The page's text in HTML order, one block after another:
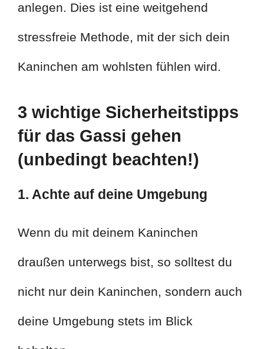
anlegen. Dies ist eine weitgehend
stressfreie Methode, mit der sich dein
Kaninchen am wohlsten fühlen wird.
3 wichtige Sicherheitstipps
für das Gassi gehen
(unbedingt beachten!)
1. Achte auf deine Umgebung
Wenn du mit deinem Kaninchen
draußen unterwegs bist, so solltest du
nicht nur dein Kaninchen, sondern auch
deine Umgebung stets im Blick